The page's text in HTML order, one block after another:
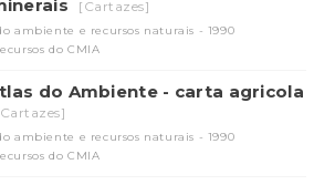
[Cartazes]
ambiente e recursos naturais - 1990
do CMIA
do Ambiente - carta agricola
ambiente e recursos naturais - 1990
do CMIA